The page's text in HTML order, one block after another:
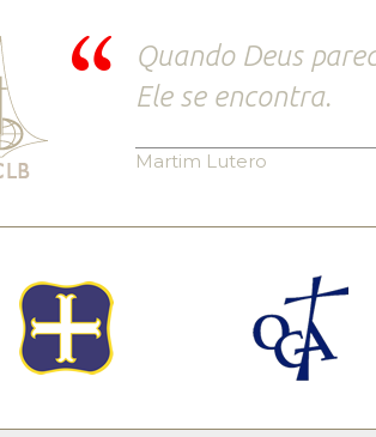
Quando Deus
Ele se encontra.
Martim Lutero